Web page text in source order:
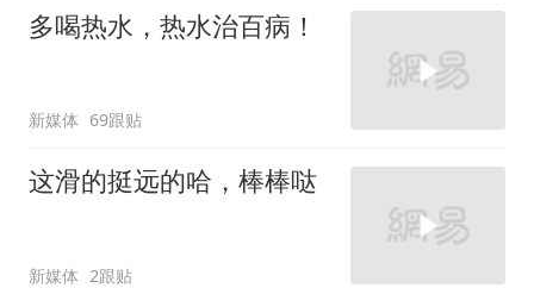
多喝热水，热水治百病！
新媒体 69跟贴
这滑的挺远的哈，棒棒哒
新媒体 2跟贴